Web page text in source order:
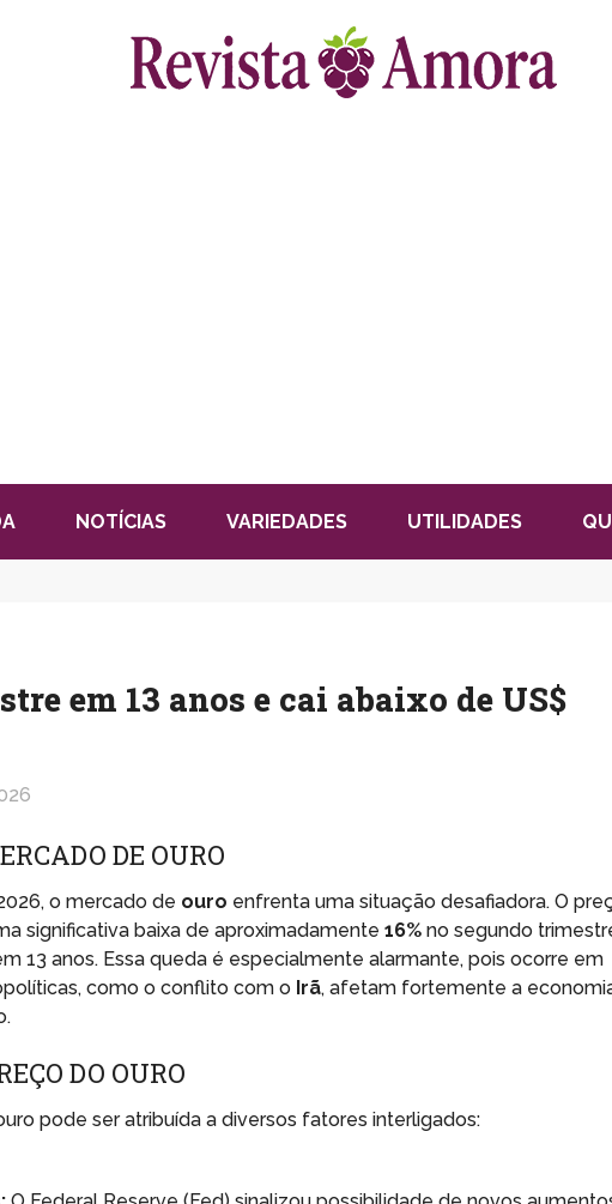
NOTÍCIAS VARIEDADES UTILIDADES
em 13 anos e cai abaixo de US$
DE OURO
o mercado de ouro enfrenta uma situação desafiadora. O
significativa baixa de aproximadamente16% no segundo
13 anos. Essa queda é especialmente alarmante, pois ocorre em
como o conflito com o Irã, afetam fortemente a
DO OURO
pode ser atribuída a diversos fatores interligados: